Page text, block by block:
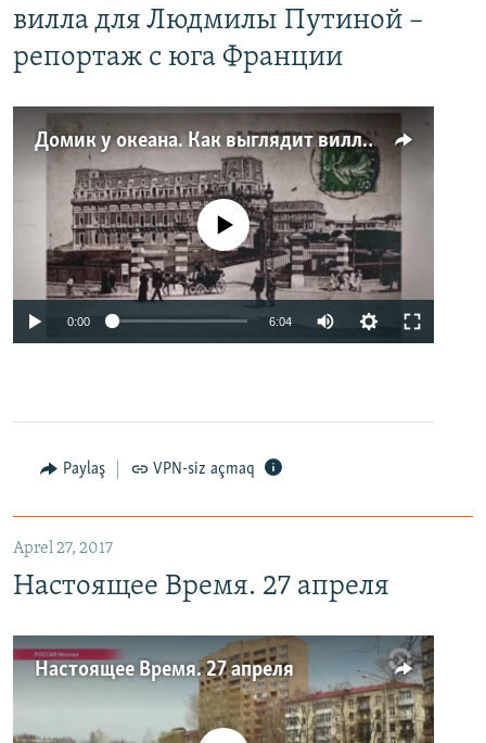
вилла для Людмилы Путиной –
репортаж с юга Франции
Домик у океана. Как выглядит вилла для Людмилы Путиной – репортаж с юга Франции
No media source currently available
0:00 6:04
Paylaş VPN-siz açmaq
Aprel 27, 2017
Настоящее Время. 27 апреля
Настоящее Время. 27 апреля